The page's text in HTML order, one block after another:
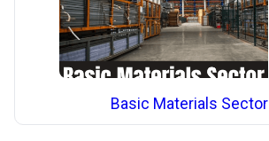
Basic Materials Sector